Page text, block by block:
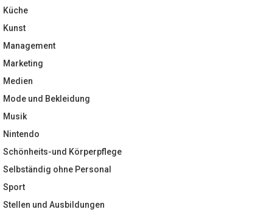
Küche
Kunst
Management
Marketing
Medien
Mode und Bekleidung
Musik
Nintendo
Schönheits-und Körperpflege
Selbständig ohne Personal
Sport
Stellen und Ausbildungen